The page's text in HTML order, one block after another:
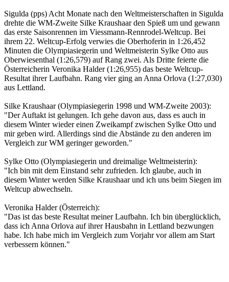
Sigulda (pps) Acht Monate nach den Weltmeisterschaften in Sigulda
drehte die WM-Zweite Silke Kraushaar den Spieß um und gewann
das erste Saisonrennen im Viessmann-Rennrodel-Weltcup. Bei
ihrem 22. Weltcup-Erfolg verwies die Oberhoferin in 1:26,452
Minuten die Olympiasiegerin und Weltmeisterin Sylke Otto aus
Oberwiesenthal (1:26,579) auf Rang zwei. Als Dritte feierte die
Österreicherin Veronika Halder (1:26,955) das beste Weltcup-
Resultat ihrer Laufbahn. Rang vier ging an Anna Orlova (1:27,030)
aus Lettland.
Silke Kraushaar (Olympiasiegerin 1998 und WM-Zweite 2003):
"Der Auftakt ist gelungen. Ich gehe davon aus, dass es auch in
diesem Winter wieder einen Zweikampf zwischen Sylke Otto und
mir geben wird. Allerdings sind die Abstände zu den anderen im
Vergleich zur WM geringer geworden."
Sylke Otto (Olympiasiegerin und dreimalige Weltmeisterin):
"Ich bin mit dem Einstand sehr zufrieden. Ich glaube, auch in
diesem Winter werden Silke Kraushaar und ich uns beim Siegen im
Weltcup abwechseln.
Veronika Halder (Österreich):
"Das ist das beste Resultat meiner Laufbahn. Ich bin überglücklich,
dass ich Anna Orlova auf ihrer Hausbahn in Lettland bezwungen
habe. Ich habe mich im Vergleich zum Vorjahr vor allem am Start
verbessern können."